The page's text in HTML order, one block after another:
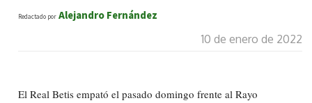
Redactado por Alejandro Fernández
10 de enero de 2022
El Real Betis empató el pasado domingo frente al Rayo